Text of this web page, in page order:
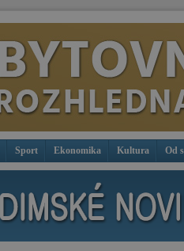
Sport Ekonomika Kultura Od